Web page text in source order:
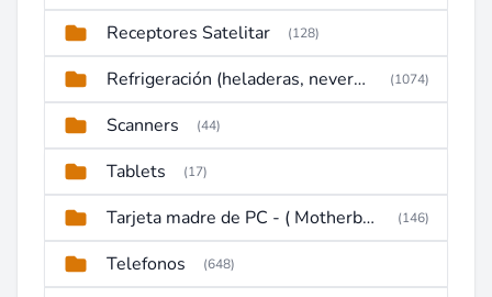
Receptores Satelitar (128)
Refrigeración (heladeras, neveras, congeladores) (1074)
Scanners (44)
Tablets (17)
Tarjeta madre de PC - ( Motherboard ) (146)
Telefonos (648)